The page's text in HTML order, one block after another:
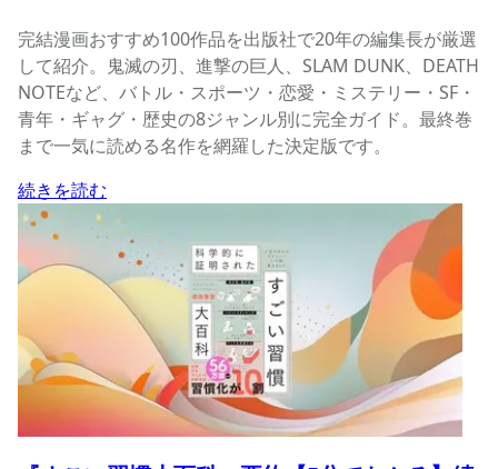
完結漫画おすすめ100作品を出版社で20年の編集長が厳選
して紹介。鬼滅の刃、進撃の巨人、SLAM DUNK、DEATH
NOTEなど、バトル・スポーツ・恋愛・ミステリー・SF・
青年・ギャグ・歴史の8ジャンル別に完全ガイド。最終巻
まで一気に読める名作を網羅した決定版です。
続きを読む